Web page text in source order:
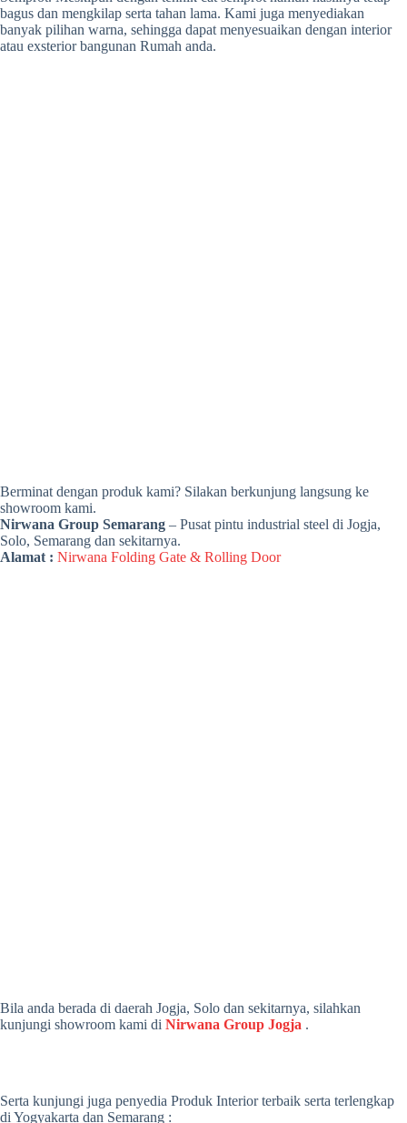
bagus dan mengkilap serta tahan lama. Kami juga menyediakan
banyak pilihan warna, sehingga dapat menyesuaikan dengan interior
atau exsterior bangunan Rumah anda.
Berminat dengan produk kami? Silakan berkunjung langsung ke
showroom kami.
Nirwana Group Semarang – Pusat pintu industrial steel di Jogja,
Solo, Semarang dan sekitarnya.
Alamat : Nirwana Folding Gate & Rolling Door
Bila anda berada di daerah Jogja, Solo dan sekitarnya, silahkan
kunjungi showroom kami di Nirwana Group Jogja .
Serta kunjungi juga penyedia Produk Interior terbaik serta terlengkap
di Yogyakarta dan Semarang :